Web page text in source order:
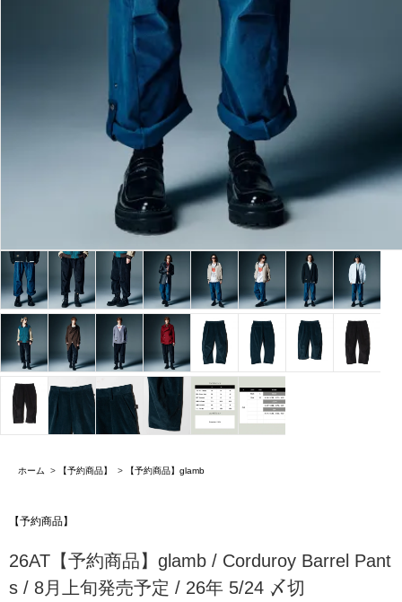
ホーム > 【予約商品】 > 【予約商品】glamb
【予約商品】
26AT【予約商品】glamb / Corduroy Barrel Pant
s / 8月上旬発売予定 / 26年 5/24 〆切